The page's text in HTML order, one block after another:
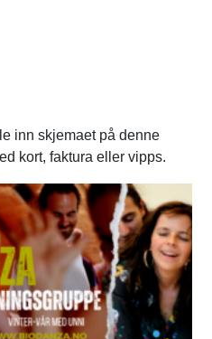
inn skjemaet på denne
kort, faktura eller vipps.